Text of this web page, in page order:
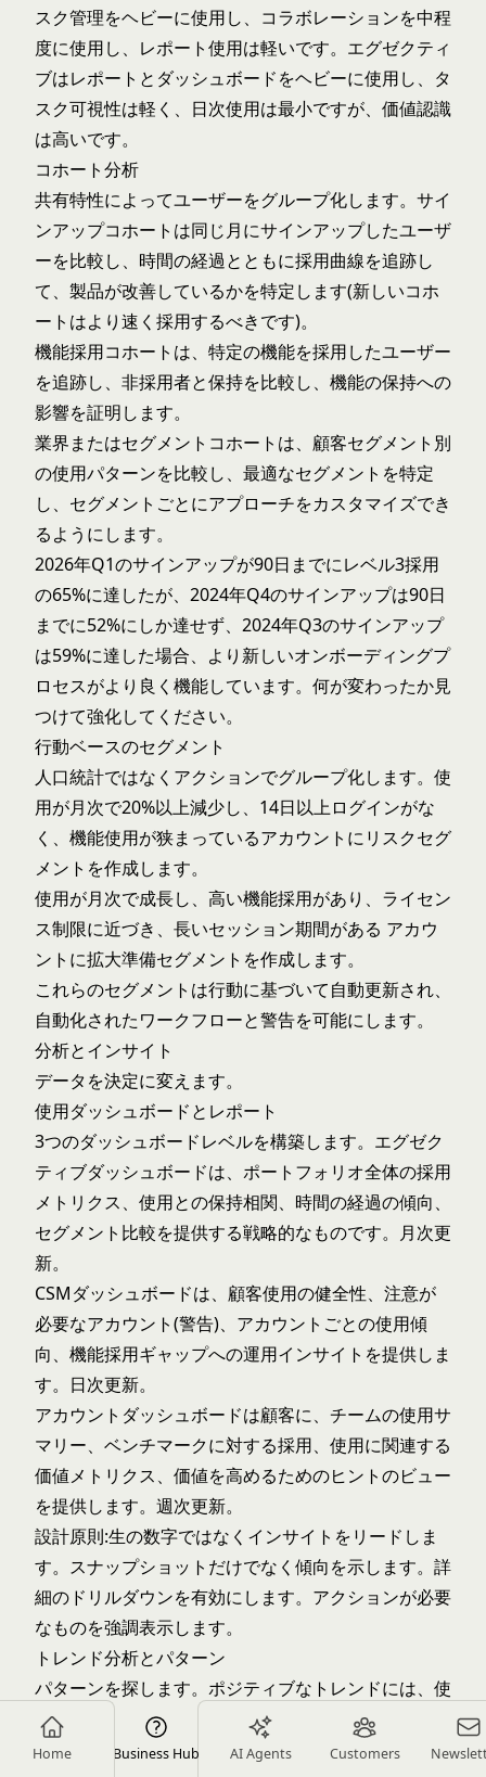
Home Business Hub AI Agents Customers
スク管理をヘビーに使用し、コラボレーションを中程
度に使用し、レポート使用は軽いです。エグゼクティ
ブはレポートとダッシュボードをヘビーに使用し、タ
スク可視性は軽く、日次使用は最小ですが、価値認識
は高いです。
コホート分析
共有特性によってユーザーをグループ化します。サイ
ンアップコホートは同じ月にサインアップしたユーザ
ーを比較し、時間の経過とともに採用曲線を追跡し
て、製品が改善しているかを特定します(新しいコホ
ートはより速く採用するべきです)。
機能採用コホートは、特定の機能を採用したユーザー
を追跡し、非採用者と保持を比較し、機能の保持への
影響を証明します。
業界またはセグメントコホートは、顧客セグメント別
の使用パターンを比較し、最適なセグメントを特定
し、セグメントごとにアプローチをカスタマイズでき
るようにします。
2026年Q1のサインアップが90日までにレベル3採用
の65%に達したが、2024年Q4のサインアップは90日
までに52%にしか達せず、2024年Q3のサインアップ
は59%に達した場合、より新しいオンボーディングプ
ロセスがより良く機能しています。何が変わったか見
つけて強化してください。
行動ベースのセグメント
人口統計ではなくアクションでグループ化します。使
用が月次で20%以上減少し、14日以上ログインがな
く、機能使用が狭まっているアカウントにリスクセグ
メントを作成します。
使用が月次で成長し、高い機能採用があり、ライセン
ス制限に近づき、長いセッション期間がある アカウ
ントに拡大準備セグメントを作成します。
これらのセグメントは行動に基づいて自動更新され、
自動化されたワークフローと警告を可能にします。
分析とインサイト
データを決定に変えます。
使用ダッシュボードとレポート
3つのダッシュボードレベルを構築します。エグゼク
ティブダッシュボードは、ポートフォリオ全体の採用
メトリクス、使用との保持相関、時間の経過の傾向、
セグメント比較を提供する戦略的なものです。月次更
新。
CSMダッシュボードは、顧客使用の健全性、注意が
必要なアカウント(警告)、アカウントごとの使用傾
向、機能採用ギャップへの運用インサイトを提供しま
す。日次更新。
アカウントダッシュボードは顧客に、チームの使用サ
マリー、ベンチマークに対する採用、使用に関連する
価値メトリクス、価値を高めるためのヒントのビュー
を提供します。週次更新。
設計原則:生の数字ではなくインサイトをリードしま
す。スナップショットだけでなく傾向を示します。詳
細のドリルダウンを有効にします。アクションが必要
なものを強調表示します。
トレンド分析とパターン
パターンを探します。ポジティブなトレンドには、使
用が月次で成長、機能採用の拡大、セッション深度の
増加、ログイン頻度の上昇が含まれます。